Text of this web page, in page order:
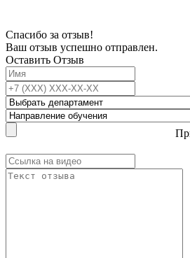
Спасибо за отзыв!
Ваш отзыв успешно отправлен.
Оставить Отзыв